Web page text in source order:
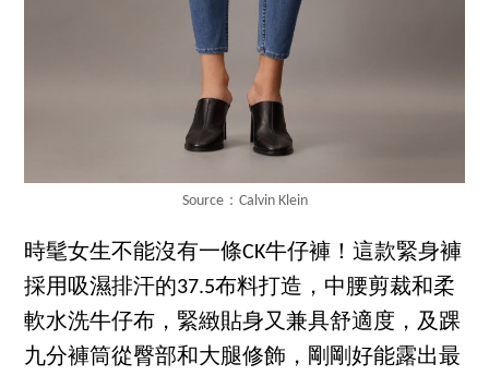
Source：Calvin Klein
時髦女生不能沒有一條CK牛仔褲！這款緊身褲
採用吸濕排汗的37.5布料打造，中腰剪裁和柔
軟水洗牛仔布，緊緻貼身又兼具舒適度，及踝
九分褲筒從臀部和大腿修飾，剛剛好能露出最